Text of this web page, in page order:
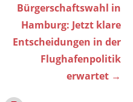
Bürgerschaftswahl in
Hamburg: Jetzt klare
Entscheidungen in der
Flughafenpolitik
erwartet →